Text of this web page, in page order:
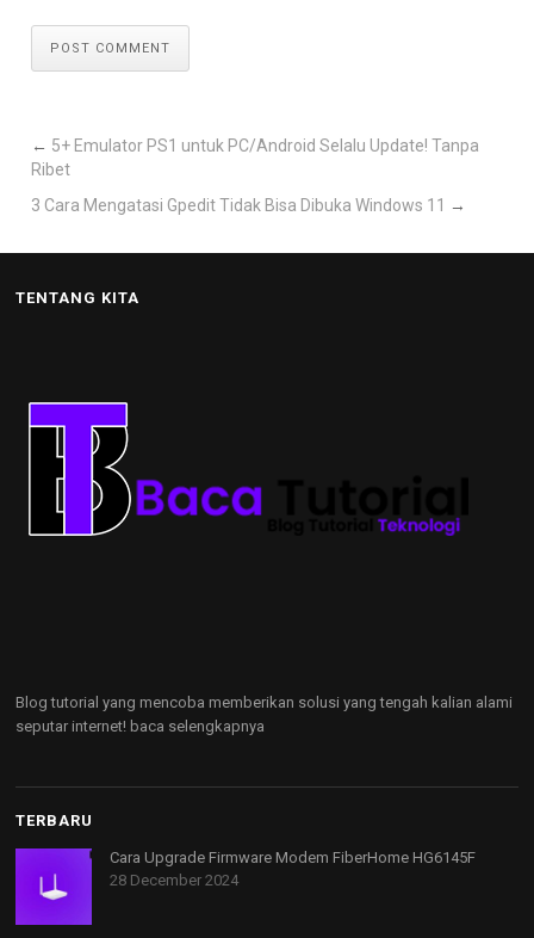
POST COMMENT
← 5+ Emulator PS1 untuk PC/Android Selalu Update! Tanpa
Ribet
3 Cara Mengatasi Gpedit Tidak Bisa Dibuka Windows 11
→
TENTANG KITA
Blog tutorial yang mencoba memberikan solusi yang tengah kalian alami
seputar internet! baca selengkapnya
TERBARU
Cara Upgrade Firmware Modem FiberHome HG6145F
28 December 2024